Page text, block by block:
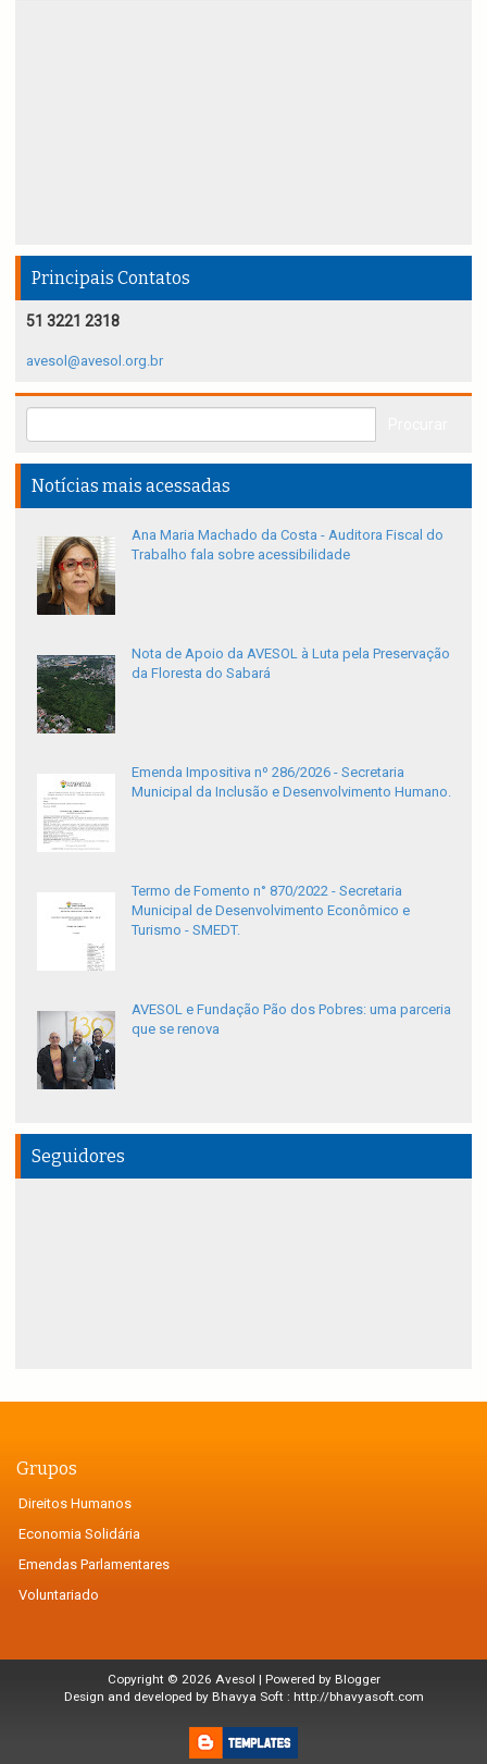
Principais Contatos
51 3221 2318
avesol@avesol.org.br
Notícias mais acessadas
Ana Maria Machado da Costa - Auditora Fiscal do
Trabalho fala sobre acessibilidade
Nota de Apoio da AVESOL à Luta pela Preservação
da Floresta do Sabará
Emenda Impositiva nº 286/2026 - Secretaria
Municipal da Inclusão e Desenvolvimento Humano.
Termo de Fomento n° 870/2022 - Secretaria
Municipal de Desenvolvimento Econômico e
Turismo - SMEDT.
AVESOL e Fundação Pão dos Pobres: uma parceria
que se renova
Seguidores
Grupos
Direitos Humanos
Economia Solidária
Emendas Parlamentares
Voluntariado
Copyright © 2026 Avesol | Powered by Blogger
Design and developed by Bhavya Soft : http://bhavyasoft.com